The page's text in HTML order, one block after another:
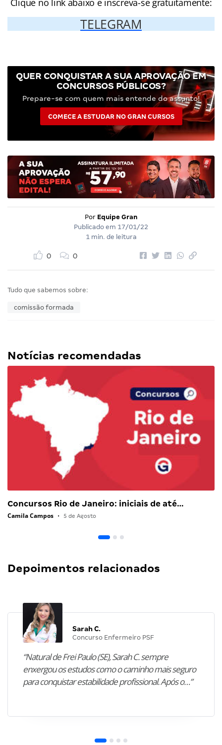
Clique no link abaixo e inscreva-se gratuitamente:
TELEGRAM
QUER CONQUISTAR A SUA APROVAÇÃO EM
CONCURSOS PÚBLICOS?
Prepare-se com quem mais entende do assunto!
COMECE A ESTUDAR NO GRAN CURSOS
Por Equipe Gran
Publicado em 17/01/22
1 min. de leitura
0 0
Tudo que sabemos sobre:
comissão formada
Notícias recomendadas
Concursos Rio de Janeiro: iniciais de até…
Camila Campos • 5 de Agosto
Depoimentos relacionados
Sarah C.
Concurso Enfermeiro PSF
“Natural de Frei Paulo (SE), Sarah C. sempre
enxergou os estudos como o caminho mais seguro
para conquistar estabilidade profissional. Após o…”